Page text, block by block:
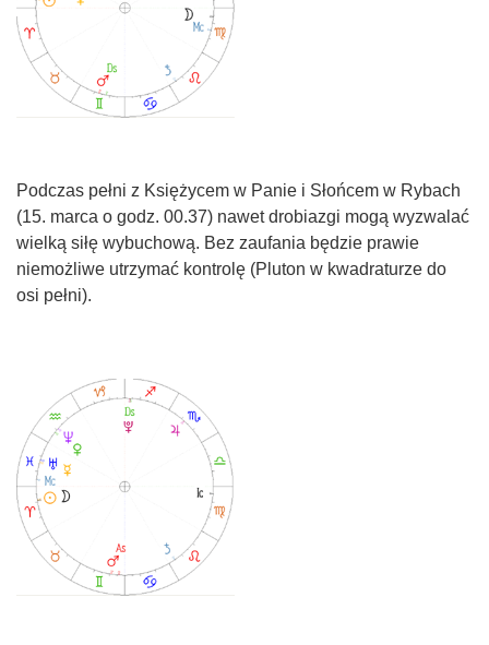
Podczas pełni z Księżycem w Panie i Słońcem w Rybach
(15. marca o godz. 00.37) nawet drobiazgi mogą wyzwalać
wielką siłę wybuchową. Bez zaufania będzie prawie
niemożliwe utrzymać kontrolę (Pluton w kwadraturze do
osi pełni).